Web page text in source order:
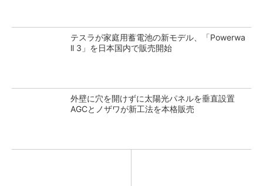
テスラが家庭用蓄電池の新モデル、「Powerwa
ll 3」を日本国内で販売開始
外壁に穴を開けずに太陽光パネルを垂直設置
AGCとノザワが新工法を本格販売